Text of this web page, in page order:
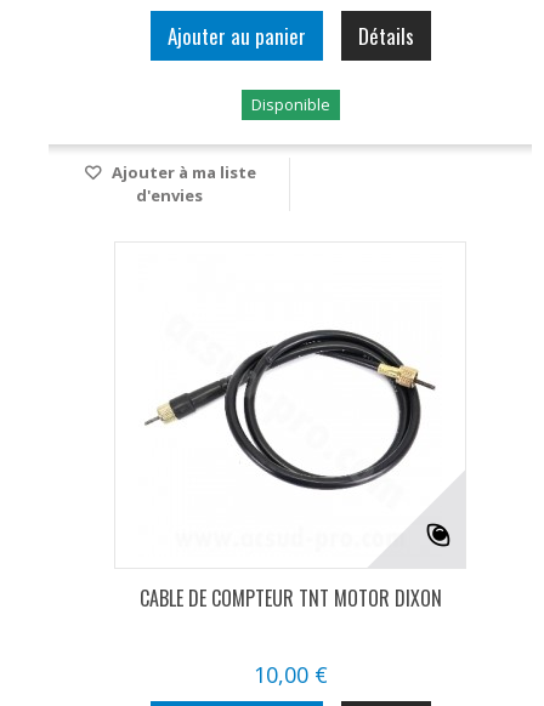
Ajouter au panier Détails
Disponible
Ajouter à ma liste
d'envies
CABLE DE COMPTEUR TNT MOTOR DIXON
10,00 €